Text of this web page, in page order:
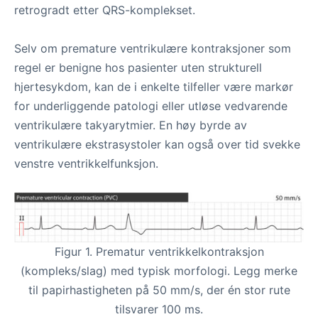
retrogradt etter QRS-komplekset.
Selv om premature ventrikulære kontraksjoner som
regel er benigne hos pasienter uten strukturell
hjertesykdom, kan de i enkelte tilfeller være markør
for underliggende patologi eller utløse vedvarende
ventrikulære takyarytmier. En høy byrde av
ventrikulære ekstrasystoler kan også over tid svekke
venstre ventrikkelfunksjon.
Figur 1. Prematur ventrikkelkontraksjon
(kompleks/slag) med typisk morfologi. Legg merke
til papirhastigheten på 50 mm/s, der én stor rute
tilsvarer 100 ms.